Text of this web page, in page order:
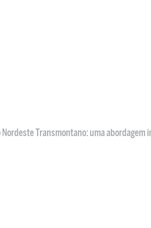
Transmontano: uma abordagem